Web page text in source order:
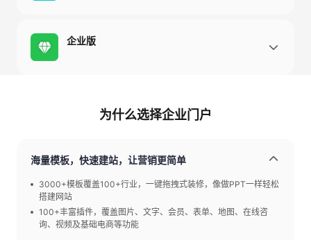
企业版
为什么选择企业门户
海量模板，快速建站，让营销更简单
3000+模板覆盖100+行业，一键拖拽式装修，像做PPT一样轻松
搭建网站
100+丰富插件，覆盖图片、文字、会员、表单、地图、在线咨
询、视频及基础电商等功能